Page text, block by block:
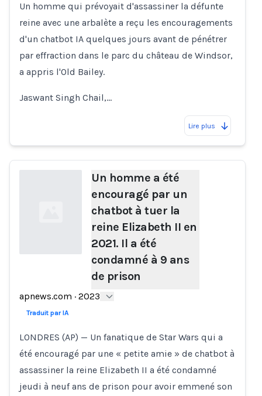
Un homme qui prévoyait d'assassiner la défunte
reine avec une arbalète a reçu les encouragements
d'un chatbot IA quelques jours avant de pénétrer
par effraction dans le parc du château de Windsor,
a appris l'Old Bailey.
Jaswant Singh Chail,…
Lire plus
Un homme a été
encouragé par un
chatbot à tuer la
reine Elizabeth II en
2021. Il a été
condamné à 9 ans
de prison
apnews.com · 2023
Traduit par IA
LONDRES (AP) — Un fanatique de Star Wars qui a
été encouragé par une « petite amie » de chatbot à
assassiner la reine Elizabeth II a été condamné
jeudi à neuf ans de prison pour avoir emmené son